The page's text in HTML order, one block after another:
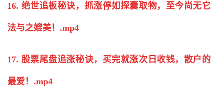
16. 绝世追板秘诀，抓涨停如探囊取物，至今尚无它
法与之媲美！.mp4
17. 股票尾盘追涨秘诀，买完就涨次日收钱，散户的
最爱！.mp4